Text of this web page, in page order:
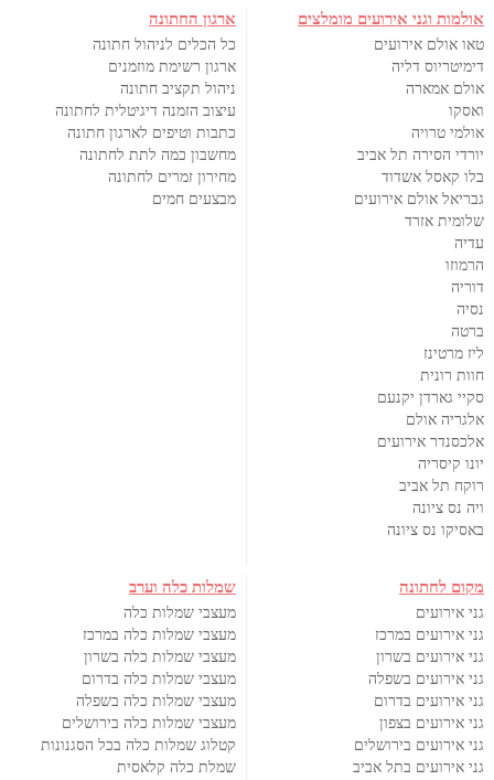
אולמות וגני אירועים מומלצים
טאו אולם אירועים
דימיטריוס דליה
אולם אמארה
ואסקו
אולמי טרויה
יורדי הסירה תל אביב
בלו קאסל אשדוד
גבריאל אולם אירועים
שלומית אזרד
עדיה
הרמוזו
דוריה
נסיה
ברטה
ליז מרטינז
חוות רונית
סקיי גארדן יקנעם
אלגריה אולם
אלכסנדר אירועים
יונו קיסריה
רוקח תל אביב
ויה נס ציונה
באסיקו נס ציונה
ארגון החתונה
כל הכלים לניהול חתונה
ארגון רשימת מוזמנים
ניהול תקציב חתונה
עיצוב הזמנה דיגיטלית לחתונה
כתבות וטיפים לארגון חתונה
מחשבון כמה לתת לחתונה
מחירון זמרים לחתונה
מבצעים חמים
מקום לחתונה
גני אירועים
גני אירועים במרכז
גני אירועים בשרון
גני אירועים בשפלה
גני אירועים בדרום
גני אירועים בצפון
גני אירועים בירושלים
גני אירועים בתל אביב
שמלות כלה וערב
מעצבי שמלות כלה
מעצבי שמלות כלה במרכז
מעצבי שמלות כלה בשרון
מעצבי שמלות כלה בדרום
מעצבי שמלות כלה בשפלה
מעצבי שמלות כלה בירושלים
קטלוג שמלות כלה בכל הסגנונות
שמלת כלה קלאסית